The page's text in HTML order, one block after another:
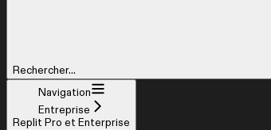
Rechercher...
Navigation
Entreprise
Replit Pro et Enterprise